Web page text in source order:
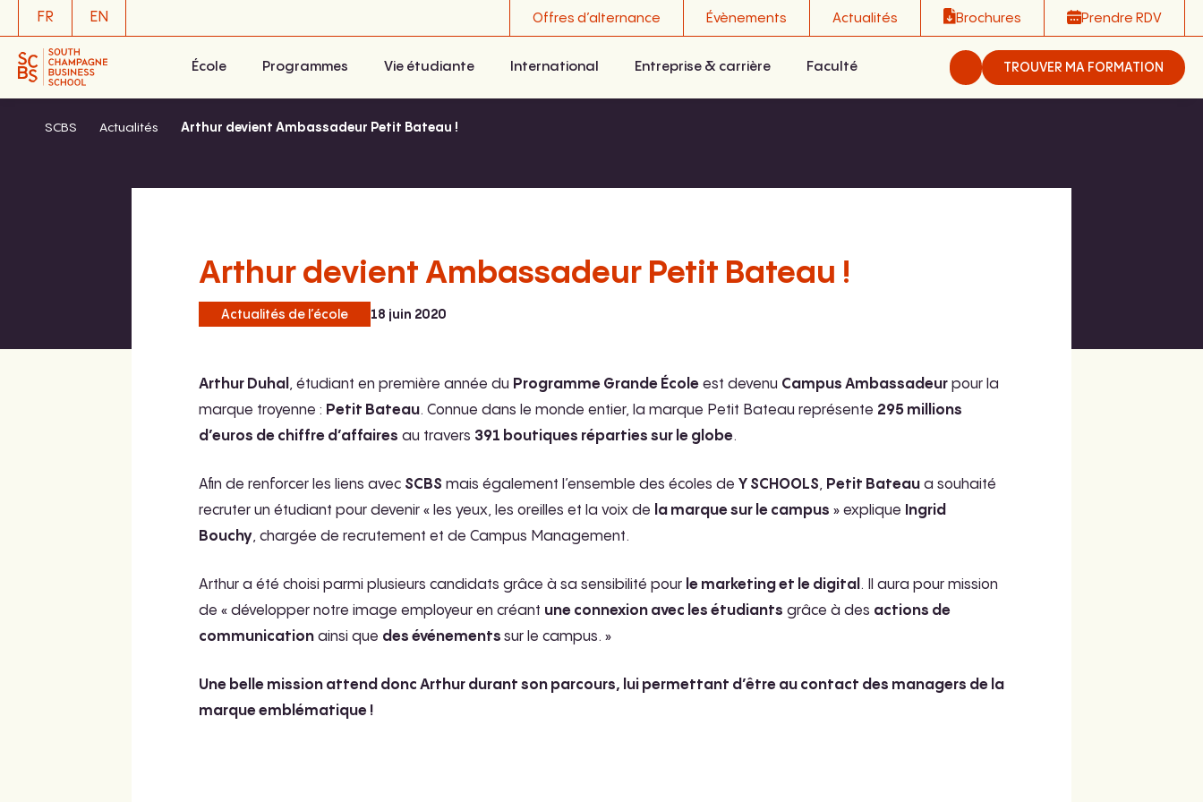
au
contenu
FR EN Offres d’alternance Évènements Actualités Brochures Prendre RDV
École Programmes Vie étudiante International Entreprise & carrière Faculté TROUVER MA FORMATION
SCBS Actualités Arthur devient Ambassadeur Petit Bateau !
Arthur devient Ambassadeur Petit Bateau !
Actualités de l’école 18 juin 2020
Arthur Duhal , étudiant en première année du Programme Grande École est devenu Campus Ambassadeur pour la
marque troyenne : Petit Bateau. Connue dans le monde entier, la marque Petit Bateau représente 295 millions
d’euros de chiffre d’affaires au travers 391 boutiques réparties sur le globe.
Afin de renforcer les liens avec SCBS mais également l’ensemble des écoles de Y SCHOOLS, Petit Bateau a souhaité
recruter un étudiant pour devenir « les yeux, les oreilles et la voix de la marque sur le campus » explique Ingrid
Bouchy, chargée de recrutement et de Campus Management.
Arthur a été choisi parmi plusieurs candidats grâce à sa sensibilité pour le marketing et le digital . Il aura pour mission
de « développer notre image employeur en créant une connexion avec les étudiants grâce à des actions de
communication ainsi que des événements sur le campus. »
Une belle mission attend donc Arthur durant son parcours, lui permettant d’être au contact des managers de la
marque emblématique !